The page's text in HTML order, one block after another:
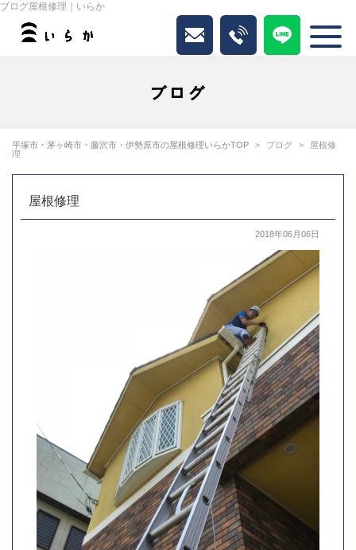
ブログ屋根修理｜いらか
ブログ
平塚市・茅ヶ崎市・藤沢市・伊勢原市の屋根修理いらかTOP ブログ
屋根修
理
屋根修理
2018年06月06日